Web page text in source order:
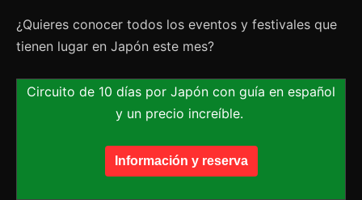
¿Quieres conocer todos los eventos y festivales que
tienen lugar en Japón este mes?
Circuito de 10 días por Japón con guía en español
y un precio increíble.
Información y reserva